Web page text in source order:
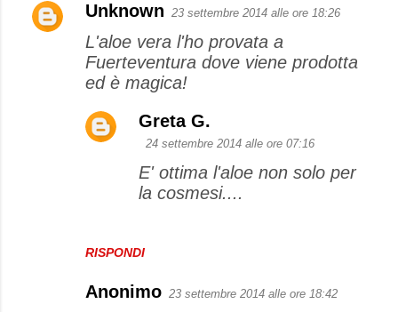
Unknown 23 settembre 2014 alle ore 18:26
L'aloe vera l'ho provata a
Fuerteventura dove viene prodotta
ed è magica!
RISPONDI
Greta G.
24 settembre 2014 alle ore 07:16
E' ottima l'aloe non solo per
la cosmesi....
Anonimo 23 settembre 2014 alle ore 18:42